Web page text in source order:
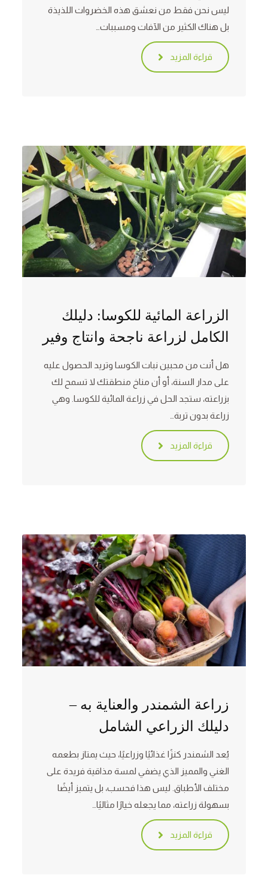
ليس نحن فقط من نعشق هذه الخضروات اللذيذة
بل هناك الكثير من الآفات ومسببات…
قراءة المزيد
الزراعة المائية للكوسا: دليلك
الكامل لزراعة ناجحة وانتاج وفير
هل أنت من محبين نبات الكوسا وتريد الحصول عليه
على مدار السنة، أو أن مناخ منطقتك لا تسمح لك
بزراعته، ستجد الحل في زراعة المائية للكوسا. وهي
زراعة بدون تربة…
قراءة المزيد
زراعة الشمندر والعناية به –
دليلك الزراعي الشامل
يُعد الشمندر كنزًا غذائيًا وزراعيًا، حيث يمتاز بطعمه
الغني والمميز الذي يضفي لمسة مذاقية فريدة على
مختلف الأطباق. ليس هذا فحسب، بل يتميز أيضًا
بسهولة زراعته، مما يجعله خيارًا مثاليًا…
قراءة المزيد